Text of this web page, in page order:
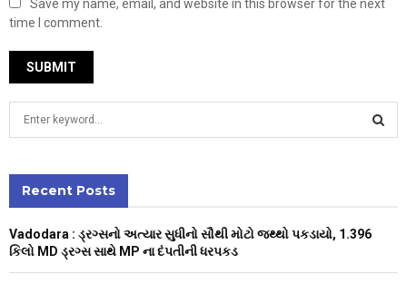
Save my name, email, and website in this browser for the next
time I comment.
h
f
o
Recent Posts
Vadodara : ડ્રગ્સનો અત્યાર સુધીનો સૌથી મોટો જથ્થો પકડાયો, 1.396
કિલો MD ડ્રગ્સ સાથે MP ના દંપતીની ધરપકડ